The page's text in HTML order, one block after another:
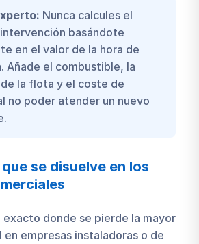
Nunca calcules el
basándote
en el valor de la hora de
Añade el combustible, la
la flota y el coste de
no poder atender un nuevo
se disuelve en los
exacto donde se pierde la mayor
empresas instaladoras o de